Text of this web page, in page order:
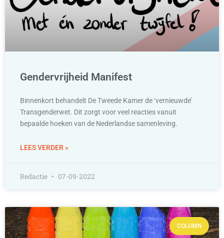
Gendervrijheid Manifest
Binnenkort behandelt De Tweede Kamer de ‘vernieuwde’
Transgenderwet. Dit zorgt voor veel reacties vanuit
bepaalde hoeken van de Nederlandse samenleving.
LEES VERDER »
Redactie 07-09-2022
COLUMN